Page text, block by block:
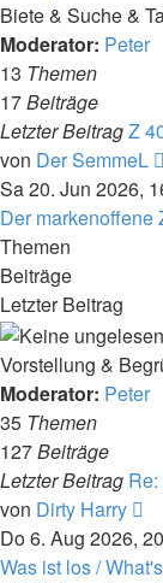
Biete & Suche &
Moderator: Peter
13 Themen
17Beiträge
Letzter BeitragZ
von Der SemmeL
Sa 20. Jun 2026,
Der markenoffene
Themen
Beiträge
Letzter Beitrag
Vorstellung &
Moderator: Peter
35 Themen
127Beiträge
Letzter Beitrag
von Dirty Harry
Do 6. Aug 2026,
Was ist los /